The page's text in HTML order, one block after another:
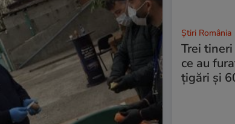
Știri România
Trei
ce au
țigări și